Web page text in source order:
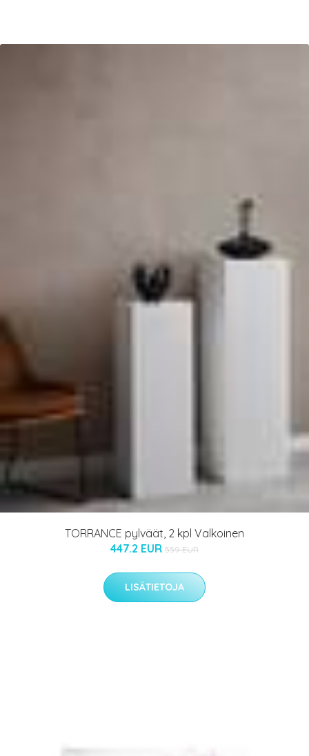
TORRANCE pylväät, 2 kpl Valkoinen
447.2 EUR 559 EUR
LISÄTIETOJA